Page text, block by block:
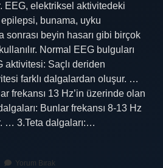
EEG, elektriksel aktivitedeki
bunama, uyku
sonrası beyin hasarı gibi birçok
Normal EEG bulguları
aktivitesi: Saçlı deriden
farklı dalgalardan oluşur. …
frekansı 13 Hz’in üzerinde olan
Bunlar frekansı 8-13 Hz
… 3.Teta dalgaları:…
Yorum Bırak